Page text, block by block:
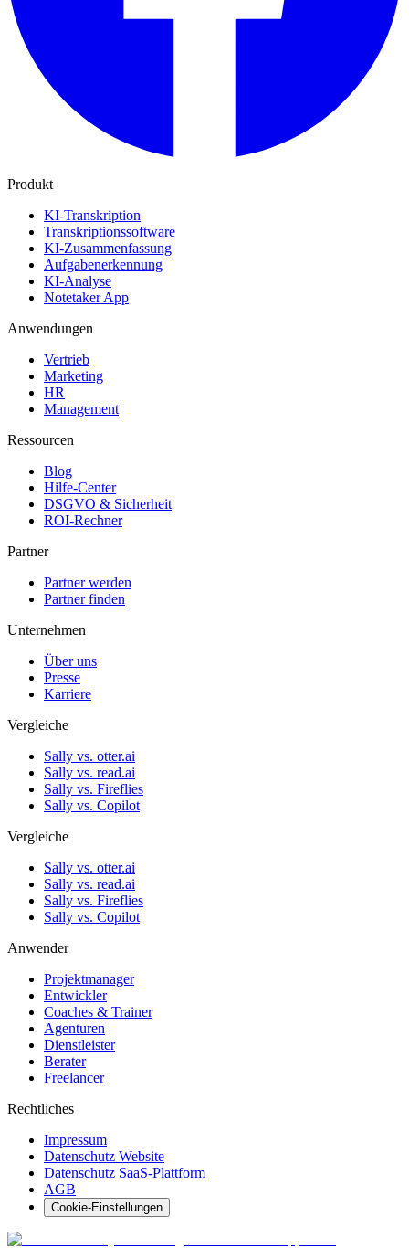
Produkt
KI-Transkription
Transkriptionssoftware
KI-Zusammenfassung
Aufgabenerkennung
KI-Analyse
Notetaker App
Anwendungen
Vertrieb
Marketing
HR
Management
Ressourcen
Blog
Hilfe-Center
DSGVO & Sicherheit
ROI-Rechner
Partner
Partner werden
Partner finden
Unternehmen
Über uns
Presse
Karriere
Vergleiche
Sally vs. otter.ai
Sally vs. read.ai
Sally vs. Fireflies
Sally vs. Copilot
Vergleiche
Sally vs. otter.ai
Sally vs. read.ai
Sally vs. Fireflies
Sally vs. Copilot
Anwender
Projektmanager
Entwickler
Coaches & Trainer
Agenturen
Dienstleister
Berater
Freelancer
Rechtliches
Impressum
Datenschutz Website
Datenschutz SaaS-Plattform
AGB
Cookie-Einstellungen